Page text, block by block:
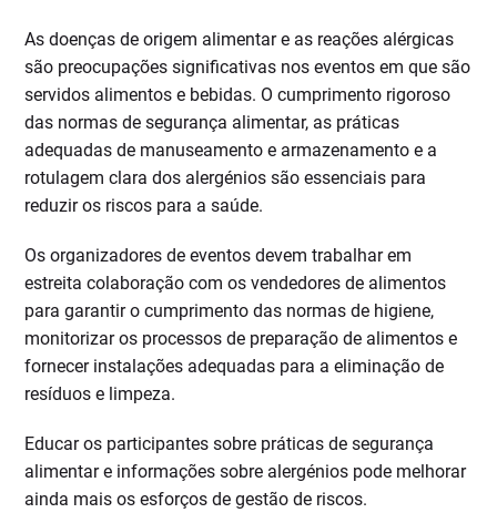
As doenças de origem alimentar e as reações alérgicas
são preocupações significativas nos eventos em que são
servidos alimentos e bebidas. O cumprimento rigoroso
das normas de segurança alimentar, as práticas
adequadas de manuseamento e armazenamento e a
rotulagem clara dos alergénios são essenciais para
reduzir os riscos para a saúde.
Os organizadores de eventos devem trabalhar em
estreita colaboração com os vendedores de alimentos
para garantir o cumprimento das normas de higiene,
monitorizar os processos de preparação de alimentos e
fornecer instalações adequadas para a eliminação de
resíduos e limpeza.
Educar os participantes sobre práticas de segurança
alimentar e informações sobre alergénios pode melhorar
ainda mais os esforços de gestão de riscos.